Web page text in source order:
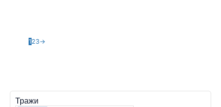
Тражи
123→